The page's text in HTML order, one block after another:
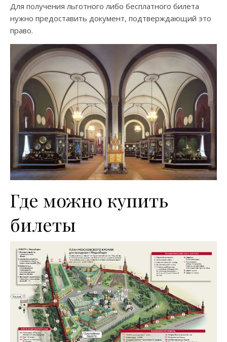
Для получения льготного либо бесплатного билета
нужно предоставить документ, подтверждающий это
право.
Где можно купить
билеты